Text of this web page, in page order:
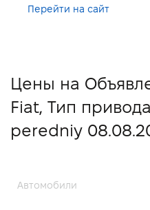
Перейти на сайт
Цены на
Fiat, Тип
peredniy
Автомобили